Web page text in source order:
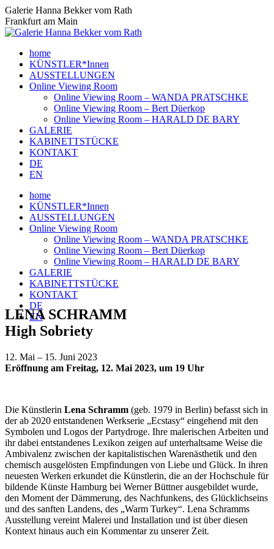
Zum
Inhalt
springen
Galerie Hanna Bekker vom Rath
Frankfurt am Main
home
KÜNSTLER*Innen
AUSSTELLUNGEN
Online Viewing Room
Online Viewing Room – WANDA PRATSCHKE
Online Viewing Room – Bert Düerkop
Online Viewing Room – HARALD DE BARY
GALERIE
KABINETTSTÜCKE
KONTAKT
DE
EN
home
KÜNSTLER*Innen
AUSSTELLUNGEN
Online Viewing Room
Online Viewing Room – WANDA PRATSCHKE
Online Viewing Room – Bert Düerkop
Online Viewing Room – HARALD DE BARY
GALERIE
KABINETTSTÜCKE
KONTAKT
DE
EN
LENA SCHRAMM
High Sobriety
12. Mai – 15. Juni 2023
Eröffnung am Freitag, 12. Mai 2023, um 19 Uhr
Die Künstlerin Lena Schramm (geb. 1979 in Berlin) befasst sich in
der ab 2020 entstandenen Werkserie „Ecstasy“ eingehend mit den
Symbolen und Logos der Partydroge. Ihre malerischen Arbeiten und
ihr dabei entstandenes Lexikon zeigen auf unterhaltsame Weise die
Ambivalenz zwischen der kapitalistischen Warenästhetik und den
chemisch ausgelösten Empfindungen von Liebe und Glück. In ihren
neuesten Werken erkundet die Künstlerin, die an der Hochschule für
bildende Künste Hamburg bei Werner Büttner ausgebildet wurde,
den Moment der Dämmerung, des Nachfunkens, des Glücklichseins
und des sanften Landens, des „Warm Turkey“. Lena Schramms
Ausstellung vereint Malerei und Installation und ist über diesen
Kontext hinaus auch ein Kommentar zu unserer Zeit.